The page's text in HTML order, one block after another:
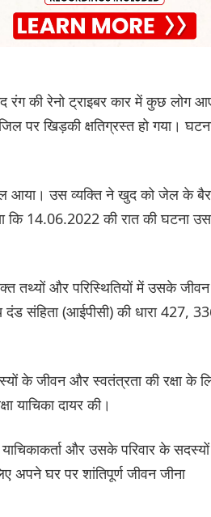
रंग की रेनो ट्राइबर कार में कुछ लोग
पर खिड़की क्षतिग्रस्त हो गया।
आया। उस व्यक्ति ने खुद को जेल के
कि 14.06.2022 की रात की घटना
तथ्यों और परिस्थितियों में उसके जीवन
संहिता (आईपीसी) की धारा 427,
के जीवन और स्वतंत्रता की रक्षा के
याचिका दायर की।
और उसके परिवार के सदस्यों
अपने घर पर शांतिपूर्ण जीवन जीना